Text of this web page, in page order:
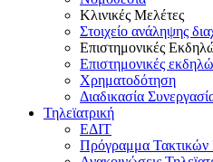
Κλινικές Μελέτες
Στοιχείο ανάληψης
Επιστημονικές
Επιστημονικές
Χρηματοδότηση
Διαδικασία
Τηλεϊατρική
ΕΔΙΤ
Πρόγραμμα Τακτικών